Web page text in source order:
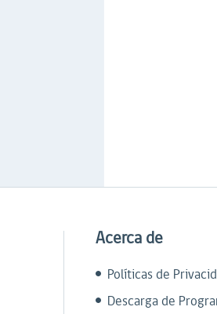
Acerca de
Políticas de
Descarga de